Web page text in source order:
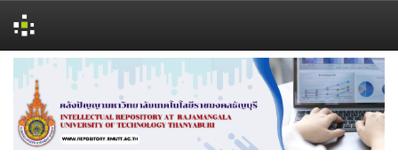
navigation